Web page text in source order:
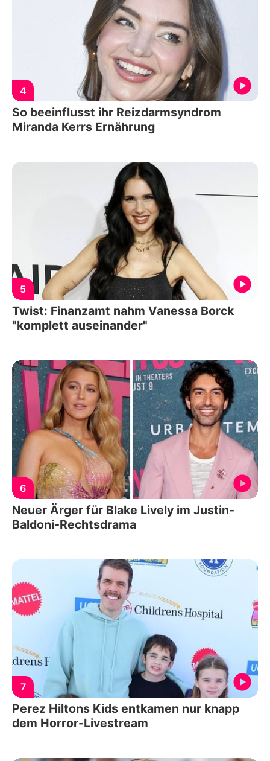
4
So beeinflusst ihr Reizdarmsyndrom
Miranda Kerrs Ernährung
5
Twist: Finanzamt nahm Vanessa Borck
"komplett auseinander"
6
Neuer Ärger für Blake Lively im Justin-
Baldoni-Rechtsdrama
7
Perez Hiltons Kids entkamen nur knapp
dem Horror-Livestream